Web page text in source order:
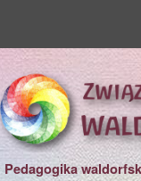
Pedagogika